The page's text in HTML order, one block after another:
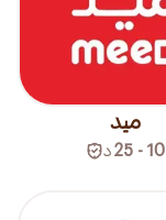
ميد
10 - 25 د